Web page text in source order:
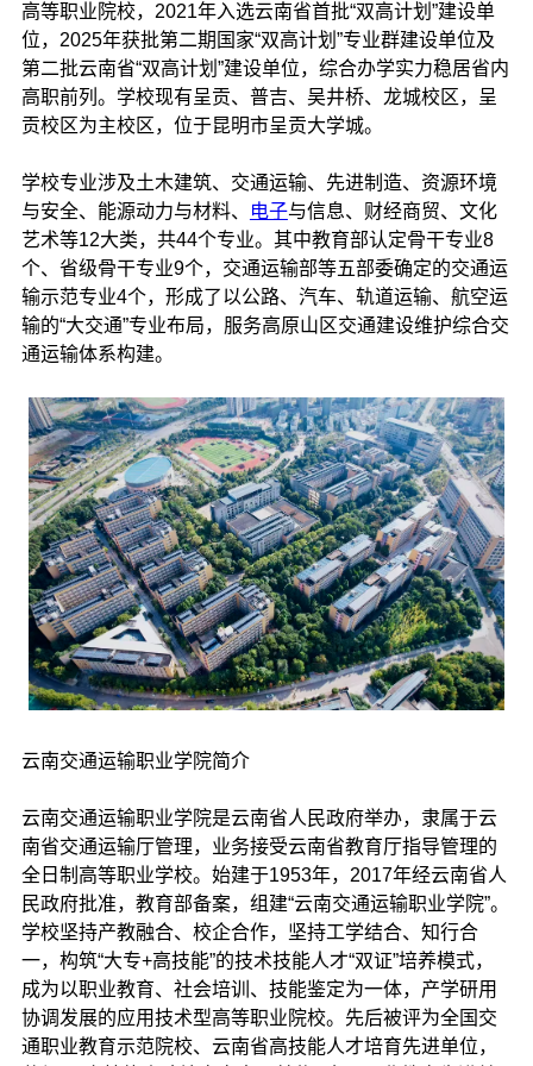
高等职业院校，2021年入选云南省首批“双高计划”建设单
位，2025年获批第二期国家“双高计划”专业群建设单位及
第二批云南省“双高计划”建设单位，综合办学实力稳居省内
高职前列。学校现有呈贡、普吉、吴井桥、龙城校区，呈
贡校区为主校区，位于昆明市呈贡大学城。
学校专业涉及土木建筑、交通运输、先进制造、资源环境
与安全、能源动力与材料、
电子与信息、财经商贸、文化
艺术等12大类，共44个专业。其中教育部认定骨干专业8
个、省级骨干专业9个，交通运输部等五部委确定的交通运
输示范专业4个，形成了以公路、汽车、轨道运输、航空运
输的“大交通”专业布局，服务高原山区交通建设维护综合交
通运输体系构建。
云南交通运输职业学院简介
云南交通运输职业学院是云南省人民政府举办，隶属于云
南省交通运输厅管理，业务接受云南省教育厅指导管理的
全日制高等职业学校。始建于1953年，2017年经云南省人
民政府批准，教育部备案，组建“云南交通运输职业学院”。
学校坚持产教融合、校企合作，坚持工学结合、知行合
一，构筑“大专+高技能”的技术技能人才“双证”培养模式，
成为以职业教育、社会培训、技能鉴定为一体，产学研用
协调发展的应用技术型高等职业院校。先后被评为全国交
通职业教育示范院校、云南省高技能人才培育先进单位，